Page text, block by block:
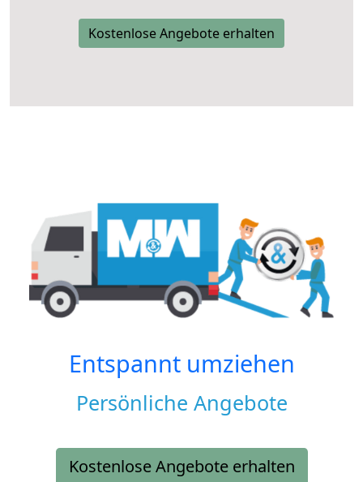
Kostenlose Angebote erhalten
Entspannt umziehen
Persönliche Angebote
Kostenlose Angebote erhalten